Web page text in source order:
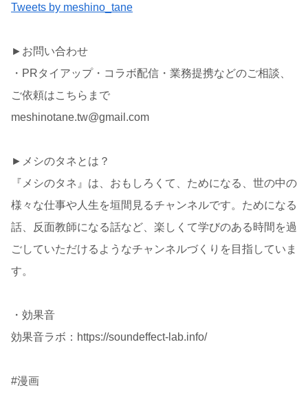
Tweets by meshino_tane
►お問い合わせ
・PRタイアップ・コラボ配信・業務提携などのご相談、
ご依頼はこちらまで
meshinotane.tw@gmail.com
►メシのタネとは？
『メシのタネ』は、おもしろくて、ためになる、世の中の
様々な仕事や人生を垣間見るチャンネルです。ためになる
話、反面教師になる話など、楽しくて学びのある時間を過
ごしていただけるようなチャンネルづくりを目指していま
す。
・効果音
効果音ラボ：https://soundeffect-lab.info/
#漫画